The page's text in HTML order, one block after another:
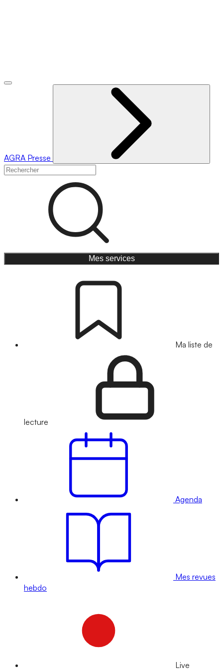
AGRA Presse
Mes services
Ma liste de
lecture
Agenda
Mes revues
hebdo
Live